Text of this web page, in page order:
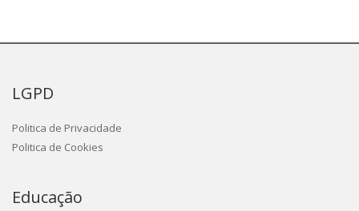
LGPD
Politica de Privacidade
Politica de Cookies
Educação